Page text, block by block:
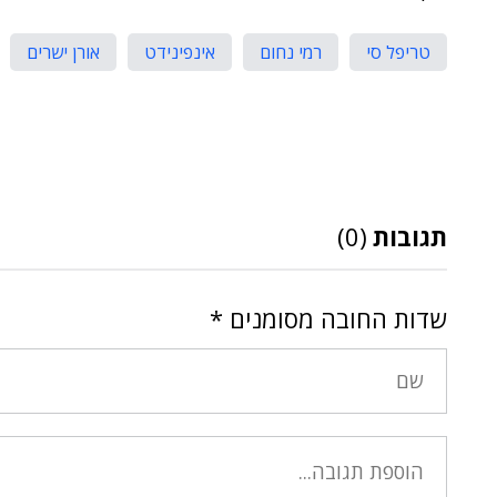
טריפל סי רמי נחום אינפינידט אורן ישרים
תגובות (0)
שדות החובה מסומנים *